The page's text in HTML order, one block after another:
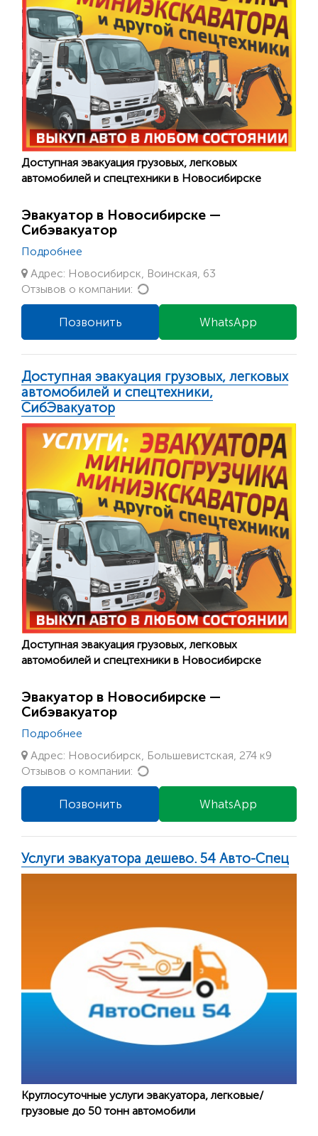
Доступная эвакуация грузовых, легковых
автомобилей и спецтехники в Новосибирске
Эвакуатор в Новосибирске —
Сибэвакуатор
Подробнее
Адрес: Новосибирск, Воинская, 63
Отзывов о компании:
WhatsApp
Позвонить
Доступная эвакуация грузовых, легковых
автомобилей и спецтехники,
СибЭвакуатор
Доступная эвакуация грузовых, легковых
автомобилей и спецтехники в Новосибирске
Эвакуатор в Новосибирске —
Сибэвакуатор
Подробнее
Адрес: Новосибирск, Большевистская, 274 к9
Отзывов о компании:
WhatsApp
Позвонить
Услуги эвакуатора дешево. 54 Авто-Спец
Круглосуточные услуги эвакуатора, легковые/
грузовые до 50 тонн автомобили